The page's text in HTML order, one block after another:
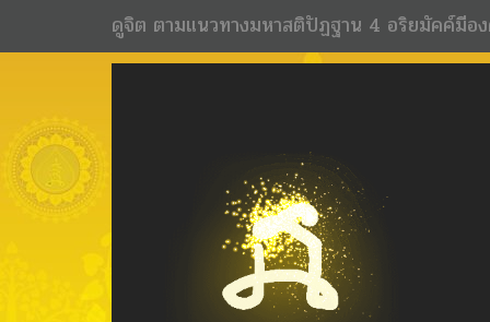
ดูจิต ตามแนวทางมหาสติปัฏฐาน 4 อริยมัคค์มีอ